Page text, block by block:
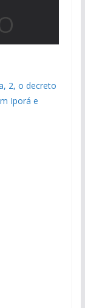
2, o decreto
Iporá e